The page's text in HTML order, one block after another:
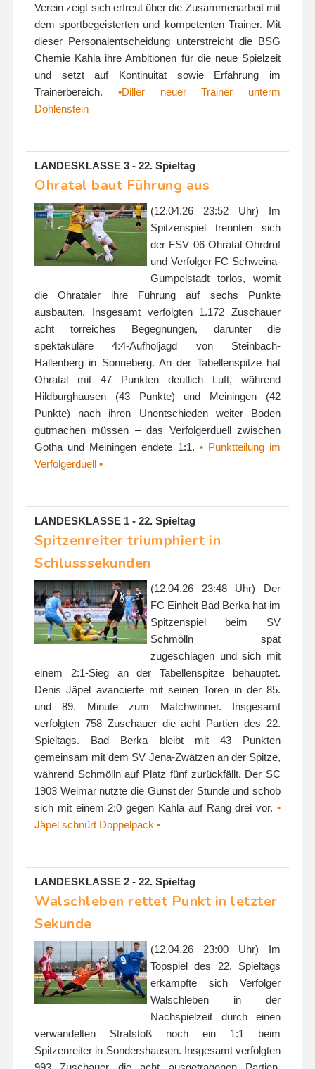
Verein zeigt sich erfreut über die Zusammenarbeit mit
dem sportbegeisterten und kompetenten Trainer. Mit
dieser Personalentscheidung unterstreicht die BSG
Chemie Kahla ihre Ambitionen für die neue Spielzeit
und setzt auf Kontinuität sowie Erfahrung im
Trainerbereich. •Diller neuer Trainer unterm
Dohlenstein
LANDESKLASSE 3 - 22. Spieltag
Ohratal baut Führung aus
(12.04.26 23:52 Uhr) Im
Spitzenspiel trennten sich
der FSV 06 Ohratal Ohrdruf
und Verfolger FC Schweina-
Gumpelstadt torlos, womit
die Ohrataler ihre Führung auf sechs Punkte
ausbauten. Insgesamt verfolgten 1.172 Zuschauer
acht torreiches Begegnungen, darunter die
spektakuläre 4:4-Aufholjagd von Steinbach-
Hallenberg in Sonneberg. An der Tabellenspitze hat
Ohratal mit 47 Punkten deutlich Luft, während
Hildburghausen (43 Punkte) und Meiningen (42
Punkte) nach ihren Unentschieden weiter Boden
gutmachen müssen – das Verfolgerduell zwischen
Gotha und Meiningen endete 1:1. • Punktteilung im
Verfolgerduell •
LANDESKLASSE 1 - 22. Spieltag
Spitzenreiter triumphiert in
Schlusssekunden
(12.04.26 23:48 Uhr) Der
FC Einheit Bad Berka hat im
Spitzenspiel beim SV
Schmölln spät
zugeschlagen und sich mit
einem 2:1-Sieg an der Tabellenspitze behauptet.
Denis Jäpel avancierte mit seinen Toren in der 85.
und 89. Minute zum Matchwinner. Insgesamt
verfolgten 758 Zuschauer die acht Partien des 22.
Spieltags. Bad Berka bleibt mit 43 Punkten
gemeinsam mit dem SV Jena-Zwätzen an der Spitze,
während Schmölln auf Platz fünf zurückfällt. Der SC
1903 Weimar nutzte die Gunst der Stunde und schob
sich mit einem 2:0 gegen Kahla auf Rang drei vor. •
Jäpel schnürt Doppelpack •
LANDESKLASSE 2 - 22. Spieltag
Walschleben rettet Punkt in letzter
Sekunde
(12.04.26 23:00 Uhr) Im
Topspiel des 22. Spieltags
erkämpfte sich Verfolger
Walschleben in der
Nachspielzeit durch einen
verwandelten Strafstoß noch ein 1:1 beim
Spitzenreiter in Sondershausen. Insgesamt verfolgten